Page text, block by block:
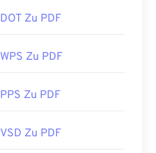
DOT Zu PDF
WPS Zu PDF
PPS Zu PDF
VSD Zu PDF